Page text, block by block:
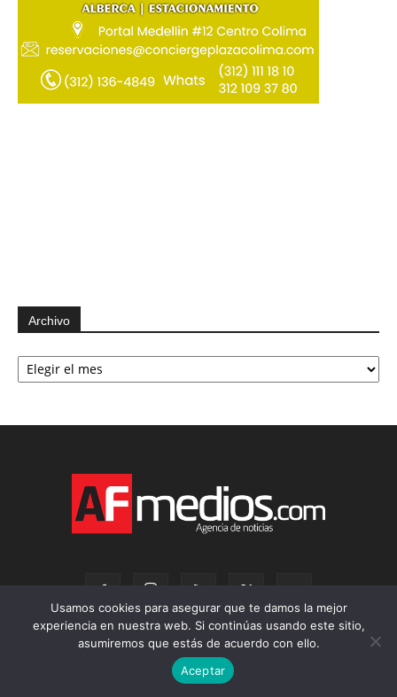
Archivo
Archivo
Usamos cookies para asegurar que te damos la mejor
experiencia en nuestra web. Si continúas usando este sitio,
asumiremos que estás de acuerdo con ello.
Aceptar